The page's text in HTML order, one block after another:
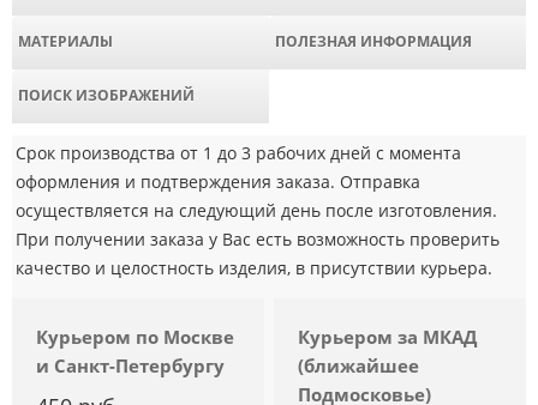
МАТЕРИАЛЫ ПОЛЕЗНАЯ ИНФОРМАЦИЯ
ПОИСК ИЗОБРАЖЕНИЙ
Срок производства от 1 до 3 рабочих дней с момента
оформления и подтверждения заказа. Отправка
осуществляется на следующий день после изготовления.
При получении заказа у Вас есть возможность проверить
качество и целостность изделия, в присутствии курьера.
Курьером по Москве
и Санкт-Петербургу
Курьером за МКАД
(ближайшее
Подмосковье)